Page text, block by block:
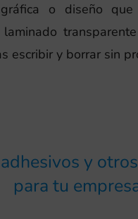
o diseño que
escribir y borrar sin
y
para tu